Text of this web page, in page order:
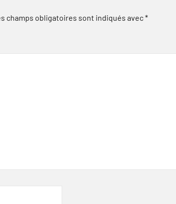
champs obligatoires sont indiqués avec*